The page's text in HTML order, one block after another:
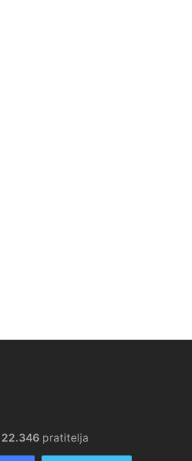
22.346 pratitelja